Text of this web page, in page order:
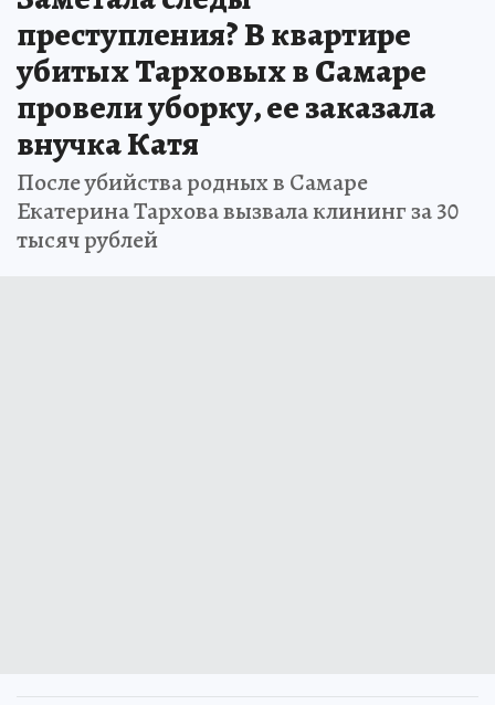
преступления? В квартире
убитых Тарховых в Самаре
провели уборку, ее заказала
внучка Катя
После убийства родных в Самаре
Екатерина Тархова вызвала клининг за 30
тысяч рублей